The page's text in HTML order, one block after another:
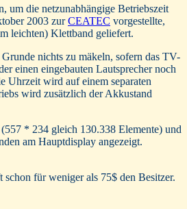
um die netzunabhängige Betriebszeit
2003 zurCEATEC vorgestellte,
leichten) Klettband geliefert.
nichts zu mäkeln, sofern das TV-
einen eingebauten Lautsprecher noch
Uhrzeit wird auf einem separaten
wird zusätzlich der Akkustand
* 234 gleich 130.338 Elemente) und
am Hauptdisplay angezeigt.
für weniger als 75$ den Besitzer.